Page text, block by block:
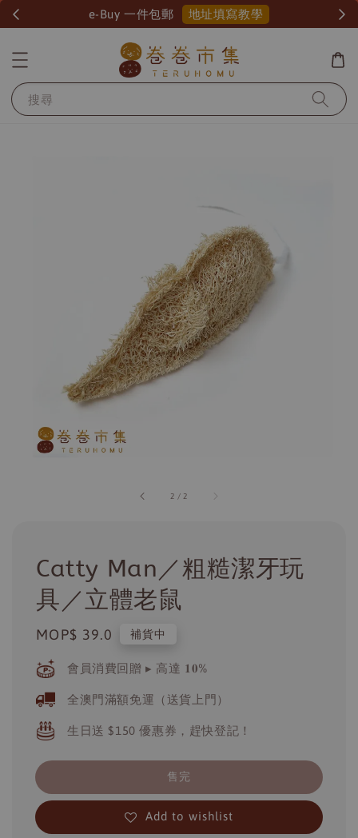
e-Buy 一件包郵 地址填寫教學
搜尋
2 / 2
Catty Man／粗糙潔牙玩
具／立體老鼠
Regular
price
MOP$ 39.0 補貨中
會員消費回贈 ▸ 高達 𝟏𝟎%
全澳門滿額免運（送貨上門）
生日送 $150 優惠券，趕快登記！
售完
Add to wishlist